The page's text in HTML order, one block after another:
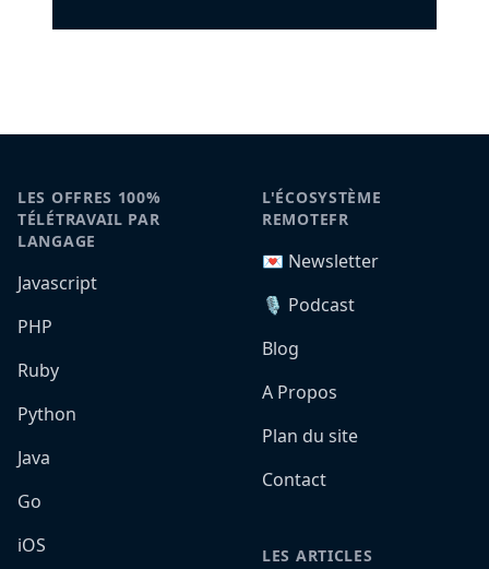
LES OFFRES 100%
TÉLÉTRAVAIL PAR
LANGAGE
Javascript
PHP
Ruby
Python
Java
Go
iOS
L'ÉCOSYSTÈME
REMOTEFR
💌 Newsletter
🎙️ Podcast
Blog
A Propos
Plan du site
Contact
LES ARTICLES